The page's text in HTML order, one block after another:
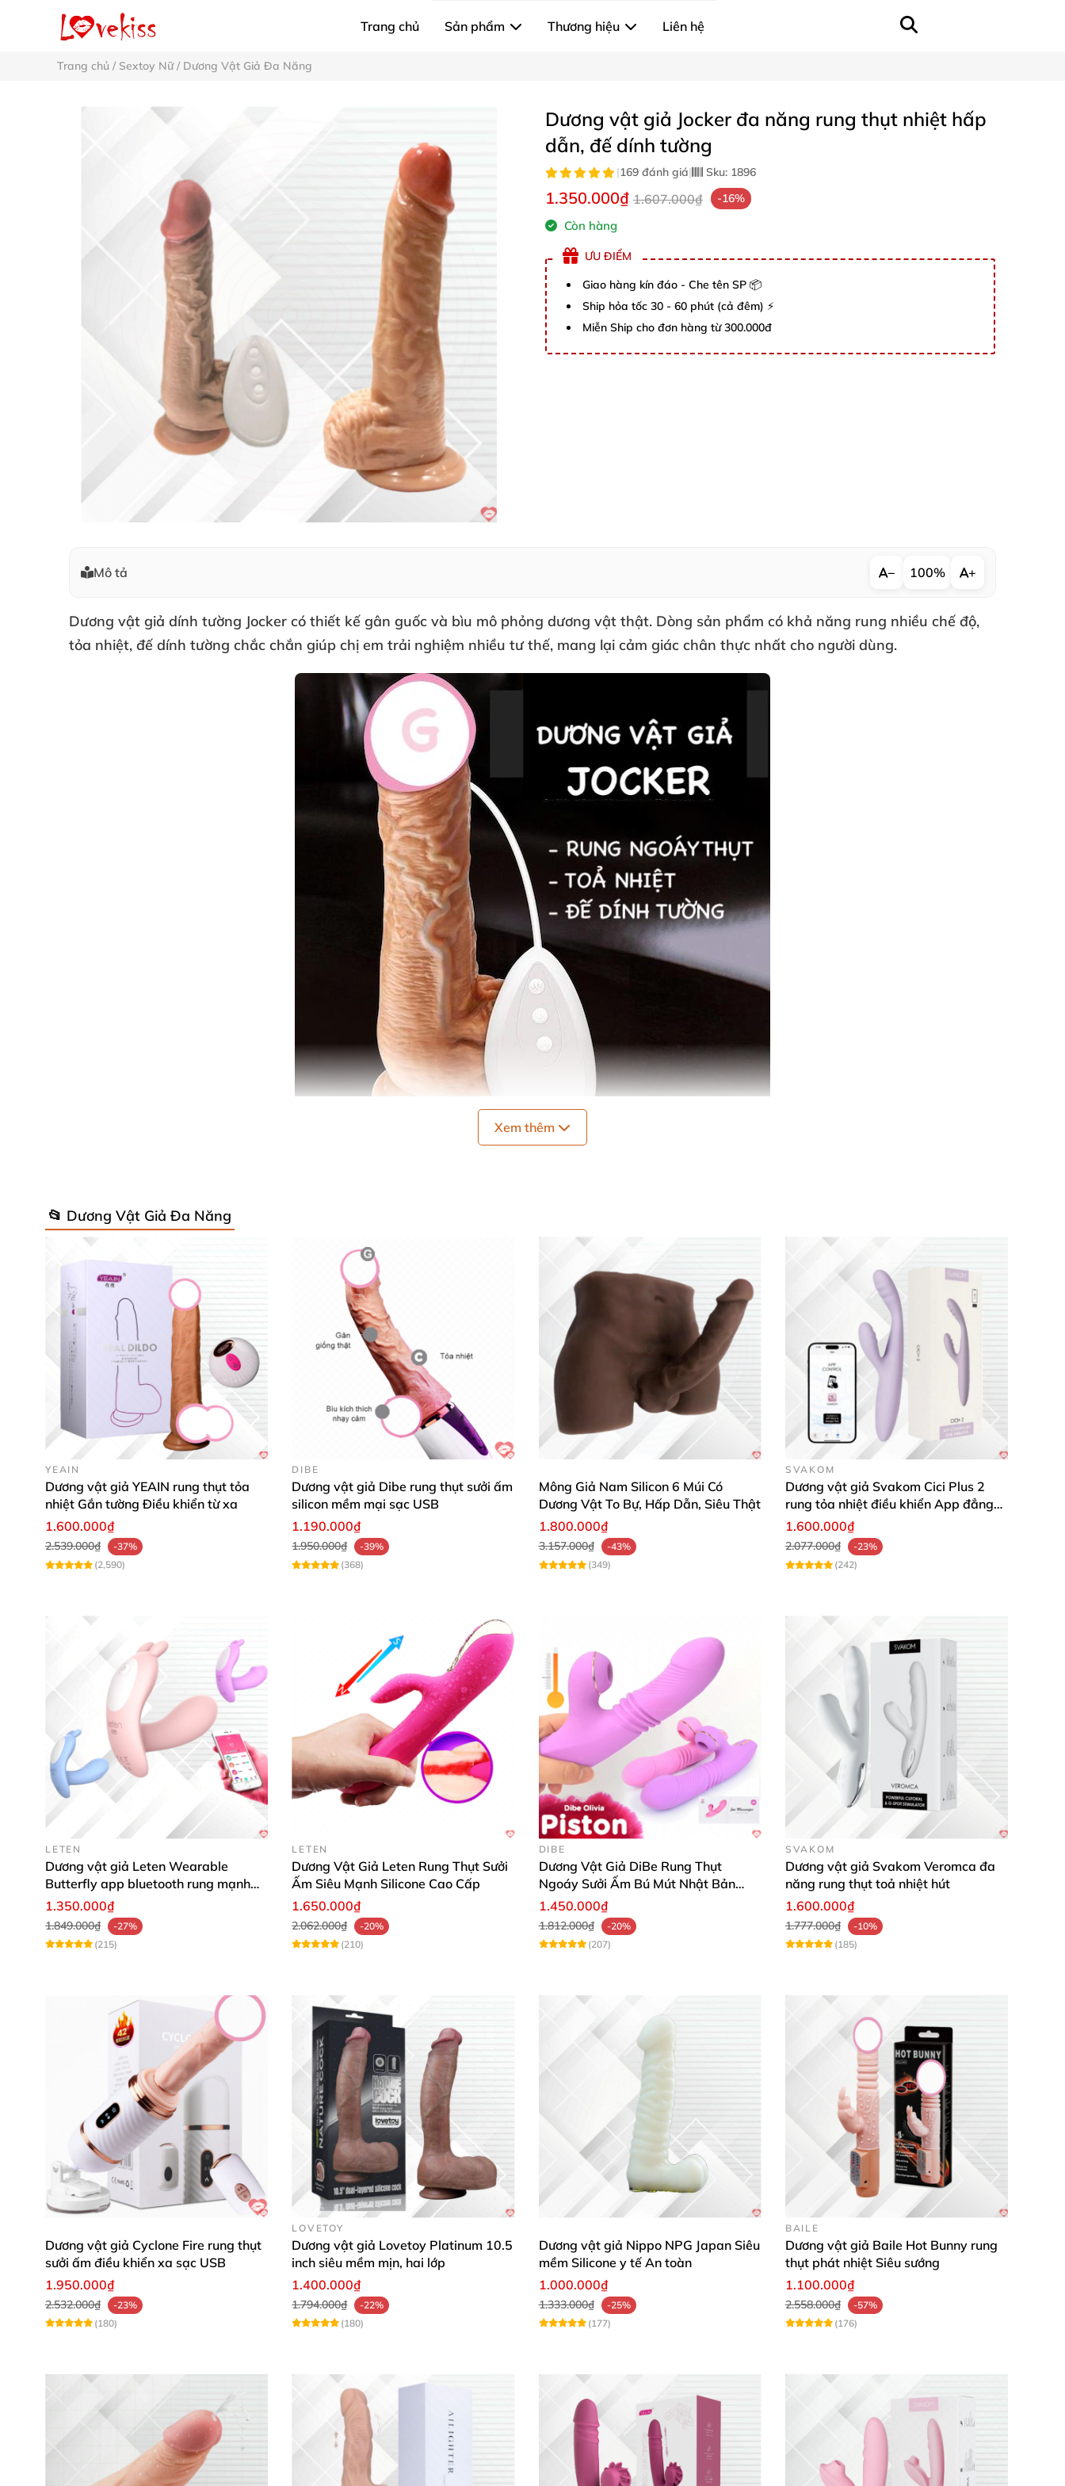
Trang chủ Sản phẩm Thương hiệu Liên hệ
Trang chủ / Sextoy Nữ/ Dương Vật Giả Đa Năng
Dương vật giả Jocker đa năng rung thụt nhiệt hấp
dẫn, đế dính tường
|169 đánh giá| Sku: 1896
1.350.000₫ 1.607.000₫ -16%
Còn hàng
ƯU ĐIỂM
Giao hàng kín đáo - Che tên SP 📦
Ship hỏa tốc 30 - 60 phút (cả đêm) ⚡
Miễn Ship cho đơn hàng từ 300.000đ
Mô tả − 100% +
Dương vật giả dính tường Jocker có thiết kế gân guốc và bìu mô phỏng dương vật thật. Dòng sản phẩm có khả năng rung nhiều chế độ,
tỏa nhiệt, đế dính tường chắc chắn giúp chị em trải nghiệm nhiều tư thế, mang lại cảm giác chân thực nhất cho người dùng.
Dương vật giả dính tường Jocker sở hữu thiết kế gân guốc , đầu khấc hồng hào và bìu tương tự “cậu nhỏ”
. Kiểu dáng mô phỏng chân thực kết hợp
cùng chất liệu silicon mềm mại
sẽ mang đến
Dương vật giả được thiết kế hoàn thiện chi tiết đến từng bộ phận . Điển hình là phần đầu khấc mềm mại
, bề mặt gân guốc chạm đến từng xúc cảm
chân thựccủa “cô bé” , phần bìu chân thật càng tăng thêm độ kích thích.
Với dòng sản phẩm này , thương hiệu Shelly đã tích hợp khả năng tỏa nhiệt tạo cảm giác ấm áp như dương vật thật thụ . Đặc biệt
, dương vật đa năng
Jocker
có thể gắn tường chắc chắn giúp nàng dễ dàng trải nghiệm được nhiều tư thế , từ đó mang lại khoái cảm thăng hoa.
Thiết bị có cách sử dụng đơn giản , bạn chỉ cần thoa một lớp gel bôi trơn và đặt lên mặt phẳng cố định hoặc cầm tay . Với remote điều khiển từ xa , chị
có thể dễ dàng điều chỉnh các mức độ rung khác nhau nhằm mang lại khoái cảm thỏa mãn.
, nhờ khả năng chống thấm nước tốt , bạn có thể vệ sinh sản phẩm nhanh chóng sau khi sử dụng
nhằm ngăn chặn vi khuẩn
phát triển gây viêm nhiễm vùng kín.
Xem thêm
📂 Dương Vật Giả Đa Năng
YEAIN
Dương vật giả YEAIN rung thụt tỏa
nhiệt Gắn tường Điều khiển từ xa
1.600.000₫
2.539.000₫
-37%
(2,590)
DIBE
Dương vật giả Dibe rung thụt sưởi ấm
silicon mềm mại sạc USB
1.190.000₫
1.950.000₫
-39%
(368)
Mông Giả Nam Silicon 6 Múi Có
Dương Vật To Bự, Hấp Dẫn, Siêu Thật
1.800.000₫
3.157.000₫
-43%
(349)
SVAKOM
Dương vật giả Svakom Cici Plus 2
rung tỏa nhiệt điều khiển App đẳng
cấp
1.600.000₫
2.077.000₫
-23%
(242)
LETEN
Dương vật giả Leten Wearable
Butterfly app bluetooth rung mạnh
đa năng
1.350.000₫
1.849.000₫
-27%
(215)
LETEN
Dương Vật Giả Leten Rung Thụt Sưởi
Ấm Siêu Mạnh Silicone Cao Cấp
1.650.000₫
2.062.000₫
-20%
(210)
DIBE
Dương Vật Giả DiBe Rung Thụt
Ngoáy Sưởi Ấm Bú Mút Nhật Bản
Kích Thích
1.450.000₫
1.812.000₫
-20%
(207)
SVAKOM
Dương vật giả Svakom Veromca đa
năng rung thụt toả nhiệt hút
1.600.000₫
1.777.000₫
-10%
(185)
Dương vật giả Cyclone Fire rung thụt
sưởi ấm điều khiển xa sạc USB
1.950.000₫
2.532.000₫
-23%
(180)
LOVETOY
Dương vật giả Lovetoy Platinum 10.5
inch siêu mềm mịn, hai lớp
1.400.000₫
1.794.000₫
-22%
(180)
Dương vật giả Nippo NPG Japan Siêu
mềm Silicone y tế An toàn
1.000.000₫
1.333.000₫
-25%
(177)
BAILE
Dương vật giả Baile Hot Bunny rung
thụt phát nhiệt Siêu sướng
1.100.000₫
2.558.000₫
-57%
(176)